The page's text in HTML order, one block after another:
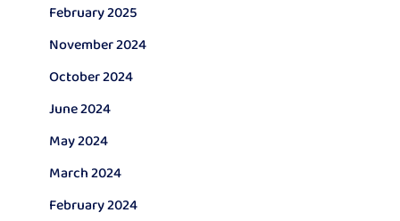
February 2025
November 2024
October 2024
June 2024
May 2024
March 2024
February 2024